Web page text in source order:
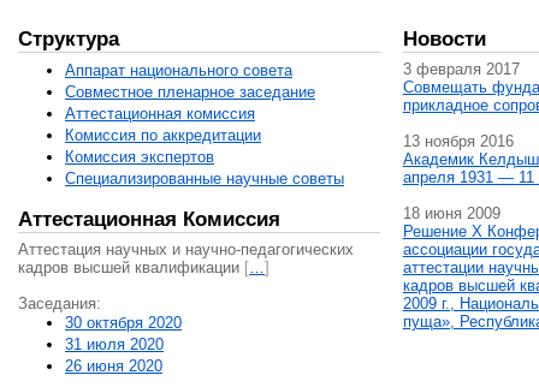
Структура
Аппарат национального совета
Совместное пленарное заседание
Аттестационная комисcия
Комиссия по аккредитации
Комиссия экспертов
Специализированные научные советы
Аттестационная Комиссия
Аттестация научных и научно-педагогических
кадров высшей квалификации […]
Заседания:
30 октября 2020
31 июля 2020
26 июня 2020
Новости
3 февраля 2017
Совмещать
прикладное
13 ноября 2016
Академик
апреля 1931 — 11
18 июня 2009
Решение X
ассоциации
аттестации
кадров высшей
2009 г.,
пуща»,